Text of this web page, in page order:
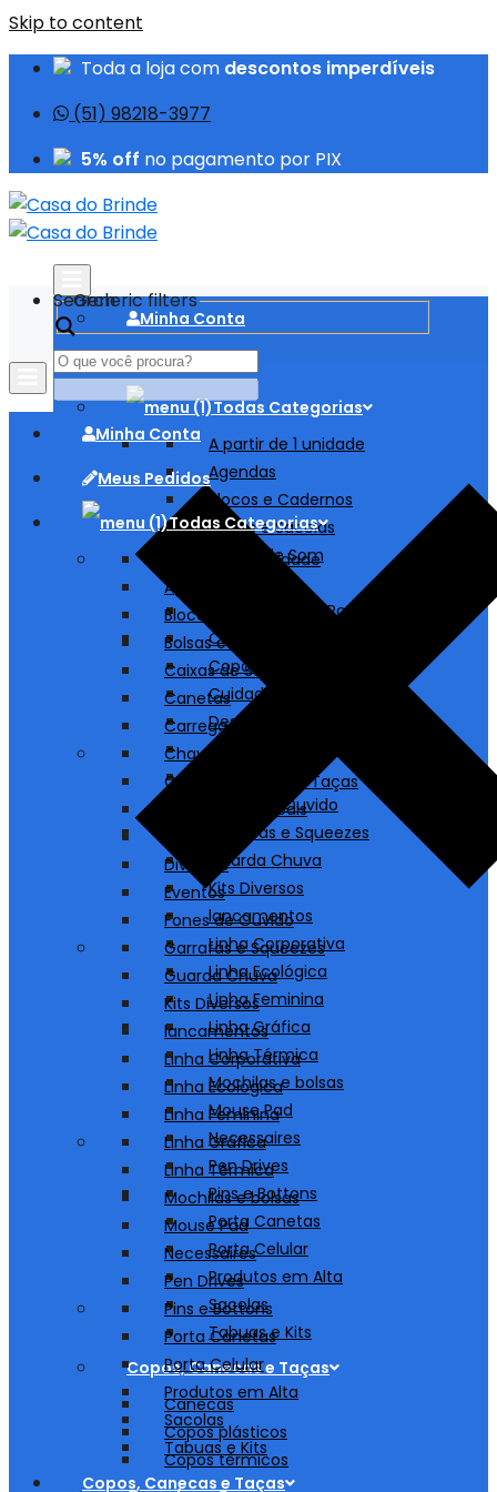
Skip to content
Toda a loja com descontos imperdíveis
(51) 98218-3977
5% off no pagamento por PIX
Minha Conta
Meus Pedidos
Todas Categorias
A partir de 1 unidade
Agendas
Blocos e Cadernos
Bolsas e Sacolas
Caixas de Som
Carregadores/ Power Bank
Chaveiros
Copos, Canecas e Taças
Cuidados Pessoais
Destaques
Diversos
Fones de Ouvido
Garrafas e Squeezes
Guarda Chuva
Kits Diversos
lancamentos
Linha Corporativa
Linha Ecológica
Linha Feminina
Linha Gráfica
Linha Térmica
Mochilas e bolsas
Mouse Pad
Necessaires
Pen Drives
Pins e Bottons
Porta Canetas
Porta Celular
Produtos em Alta
Sacolas
Tabuas e Kits
Copos, Canecas e Taças
Canecas
Copos plásticos
Copos térmicos
Search
Generic filters
Minha Conta
Meus Pedidos
Todas Categorias
A partir de 1 unidade
Agendas
Blocos e Cadernos
Bolsas e Sacolas
Caixas de Som
Canetas
Carregadores/ Power Bank
Chaveiros
Copos, Canecas e Taças
Cuidados Pessoais
Diversos
Eventos
Fones de Ouvido
Garrafas e Squeezes
Guarda Chuva
Kits Diversos
lancamentos
Linha Corporativa
Linha Ecológica
Linha Feminina
Linha Gráfica
Linha Térmica
Mochilas e bolsas
Mouse Pad
Necessaires
Pen Drives
Pins e Bottons
Porta Canetas
Porta Celular
Produtos em Alta
Sacolas
Tabuas e Kits
Copos, Canecas e Taças